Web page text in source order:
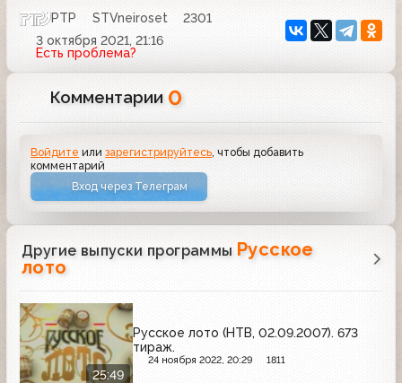
РТР STVneiroset
2301
3 октября 2021, 21:16
Есть проблема?
Комментарии 0
Войдите илизарегистрируйтесь , чтобы добавить
комментарий
Вход через Телеграм
Другие выпуски программы Русское
лото
25:49
Русское лото (НТВ, 02.09.2007). 673
тираж.
24 ноября 2022, 20:29 1811